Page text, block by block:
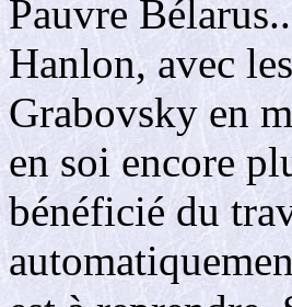
Pauvre
Hanlon, avec
Grabovsky en
en soi encore
bénéficié du